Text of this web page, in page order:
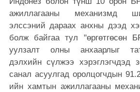
ажиллагааны механизмд
элссэний дараах анхны дээд
болж байгаа тул "өргөтгөсөн
уулзалт олны анхаарлыг
дэлхийн сүлжээ хэрэглэгчдэд
санал асуулгад оролцогчдын
ийн хамтын ажиллагааны